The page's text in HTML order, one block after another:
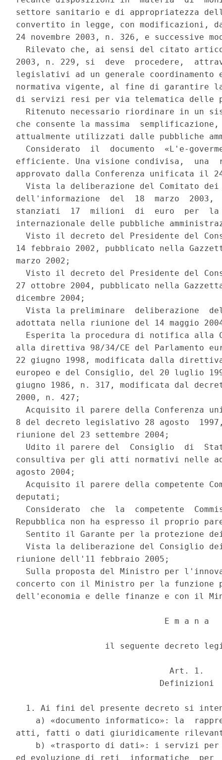
settore sanitario e di appropriatezza
convertito in legge, con modificazioni,
24 novembre 2003, n. 326, e successive
Rilevato che, ai sensi del citato
2003, n. 229, si  deve  procedere,
legislativi ad un generale
normativa vigente, al fine di garantire
di servizi resi per via telematica delle
Ritenuto necessario riordinare in un
che consente la massima
attualmente utilizzati dalle pubbliche
Considerato  il  documento  «L'e-
efficiente. Una visione condivisa,  una
approvato dalla Conferenza unificata il
Vista la deliberazione del Comitato
dell'informazione  del  18  marzo
stanziati  17  milioni  di  euro  per  la
internazionale delle pubbliche
Visto il decreto del Presidente del
14 febbraio 2002, pubblicato nella
marzo 2002;
Visto il decreto del Presidente del
27 ottobre 2004, pubblicato nella
dicembre 2004;
Vista la preliminare  deliberazione
adottata nella riunione del 14 maggio
Esperita la procedura di notifica alla
alla direttiva 98/34/CE del Parlamento
22 giugno 1998, modificata dalla
europeo e del Consiglio, del 20 luglio
giugno 1986, n. 317, modificata dal
2000, n. 427;
Acquisito il parere della Conferenza
8 del decreto legislativo 28 agosto
riunione del 23 settembre 2004;
Udito il parere del  Consiglio  di
consultiva per gli atti normativi nelle
agosto 2004;
Acquisito il parere della competente
deputati;
Considerato  che  la  competente
Repubblica non ha espresso il proprio
Sentito il Garante per la protezione
Vista la deliberazione del Consiglio
riunione dell'11 febbraio 2005;
Sulla proposta del Ministro per
concerto con il Ministro per la
dell'economia e delle finanze e con il
                              E m a n a
il seguente decreto
                               Art. 1.
                             Definizioni
1. Ai fini del presente decreto si
a) «documento informatico»: la
atti, fatti o dati giuridicamente
b) «trasporto di dati»: i servizi
ed evoluzione di reti  informatiche